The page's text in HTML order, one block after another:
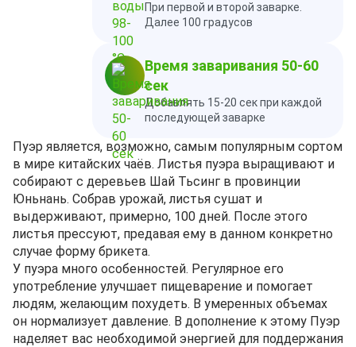
При первой и второй заварке.
Далее 100 градусов
Время заваривания 50-60
сек
Добавлять 15-20 сек при каждой
последующей заварке
Пуэр является, возможно, самым популярным сортом
в мире китайских чаёв. Листья пуэра выращивают и
собирают с деревьев Шай Тьсинг в провинции
Юньнань. Собрав урожай, листья сушат и
выдерживают, примерно, 100 дней. После этого
листья прессуют, предавая ему в данном конкретно
случае форму брикета.
У пуэра много особенностей. Регулярное его
употребление улучшает пищеварение и помогает
людям, желающим похудеть. В умеренных объемах
он нормализует давление. В дополнение к этому Пуэр
наделяет вас необходимой энергией для поддержания